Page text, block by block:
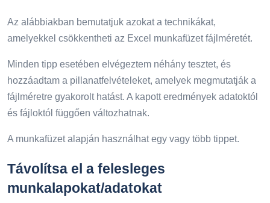
Az alábbiakban bemutatjuk azokat a technikákat,
amelyekkel csökkentheti az Excel munkafüzet fájlméretét.
Minden tipp esetében elvégeztem néhány tesztet, és
hozzáadtam a pillanatfelvételeket, amelyek megmutatják a
fájlméretre gyakorolt ​​hatást. A kapott eredmények adatoktól
és fájloktól függően változhatnak.
A munkafüzet alapján használhat egy vagy több tippet.
Távolítsa el a felesleges
munkalapokat/adatokat